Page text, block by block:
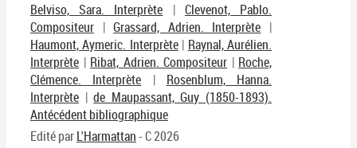
Belviso, Sara. Interprète | Clevenot, Pablo.
Compositeur |Grassard, Adrien. Interprète |
Haumont, Aymeric. Interprète| Raynal, Aurélien.
Interprète | Ribat, Adrien. Compositeur | Roche,
Clémence. Interprète | Rosenblum, Hanna.
Interprète |de Maupassant, Guy (1850-1893).
Antécédent bibliographique
Edité parL'Harmattan- C 2026